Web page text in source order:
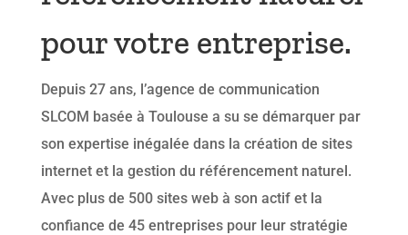
pour votre entreprise.
Depuis 27 ans, l’agence de communication
SLCOM basée à Toulouse a su se démarquer par
son expertise inégalée dans la création de sites
internet et la gestion du référencement naturel.
Avec plus de 500 sites web à son actif et la
confiance de 45 entreprises pour leur stratégie